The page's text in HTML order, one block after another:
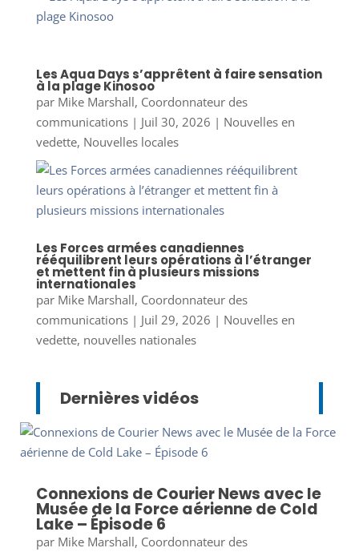
Les Aqua Days s’apprêtent à faire sensation
à la plage Kinosoo
par Mike Marshall, Coordonnateur des
communications| Juil 30, 2026 | Nouvelles en
vedette, Nouvelles locales
Les Forces armées canadiennes
rééquilibrent leurs opérations à l’étranger
et mettent fin à plusieurs missions
internationales
par Mike Marshall, Coordonnateur des
communications| Juil 29, 2026 | Nouvelles en
vedette, nouvelles nationales
Dernières vidéos
Connexions de Courier News avec le
Musée de la Force aérienne de Cold
Lake – Épisode 6
par Mike Marshall, Coordonnateur des